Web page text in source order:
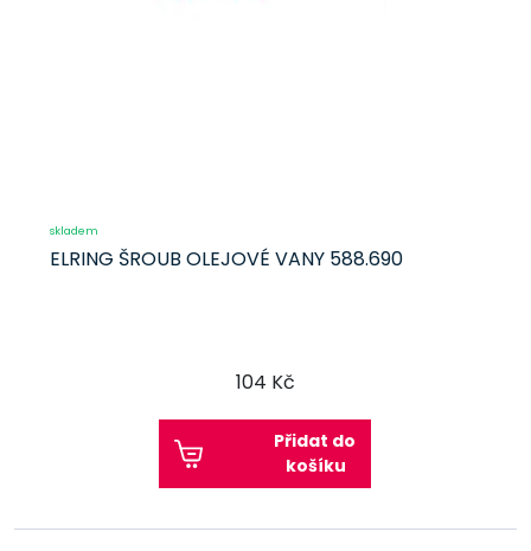
skladem
ELRING ŠROUB OLEJOVÉ VANY 588.690
104 Kč
Přidat do
košíku